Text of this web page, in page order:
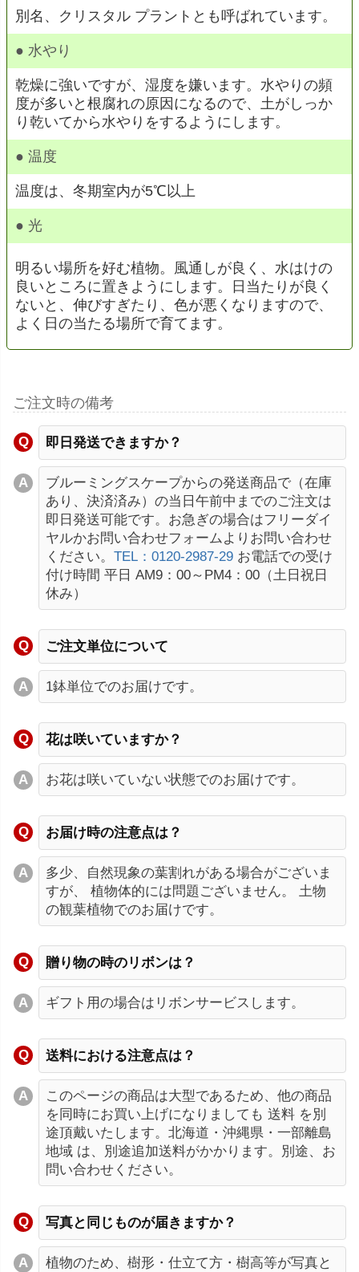
別名、クリスタル プラントとも呼ばれています。
● 水やり
乾燥に強いですが、湿度を嫌います。水やりの頻
度が多いと根腐れの原因になるので、土がしっか
り乾いてから水やりをするようにします。
● 温度
温度は、冬期室内が5℃以上
● 光
明るい場所を好む植物。風通しが良く、水はけの
良いところに置きようにします。日当たりが良く
ないと、伸びすぎたり、色が悪くなりますので、
よく日の当たる場所で育てます。
ご注文時の備考
即日発送できますか？
ブルーミングスケープからの発送商品で（在庫
あり、決済済み）の当日午前中までのご注文は
即日発送可能です。お急ぎの場合はフリーダイ
ヤルかお問い合わせフォームよりお問い合わせ
ください。 TEL：0120-2987-29 お電話での受け
付け時間 平日 AM9：00～PM4：00（土日祝日
休み）
ご注文単位について
1鉢単位でのお届けです。
花は咲いていますか？
お花は咲いていない状態でのお届けです。
お届け時の注意点は？
多少、自然現象の葉割れがある場合がございま
すが、 植物体的には問題ございません。 土物
の観葉植物でのお届けです。
贈り物の時のリボンは？
ギフト用の場合はリボンサービスします。
送料における注意点は？
このページの商品は大型であるため、他の商品
を同時にお買い上げになりましても 送料 を別
途頂戴いたします。北海道・沖縄県・一部離島
地域 は、別途追加送料がかかります。別途、お
問い合わせください。
写真と同じものが届きますか？
植物のため、樹形・仕立て方・樹高等が写真と